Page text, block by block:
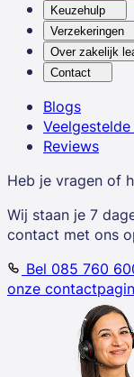
Keuzehulp
Verzekeringen
Over zakelijk
Contact
Blogs
Reviews
Heb je vragen of
Wij staan je 7
contact met ons
Bel 085 760
onze